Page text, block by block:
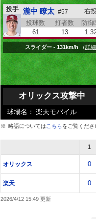
投手 瀧中 瞭太 #57
右
投球数
打者数
防御
61
13
スライダー - 131km/h （詳細
オリックス攻撃中
球場名： 楽天モバイル
略語については こちらをご覧くださ
1
オリックス 0
楽天 0
2026/4/12 15:49